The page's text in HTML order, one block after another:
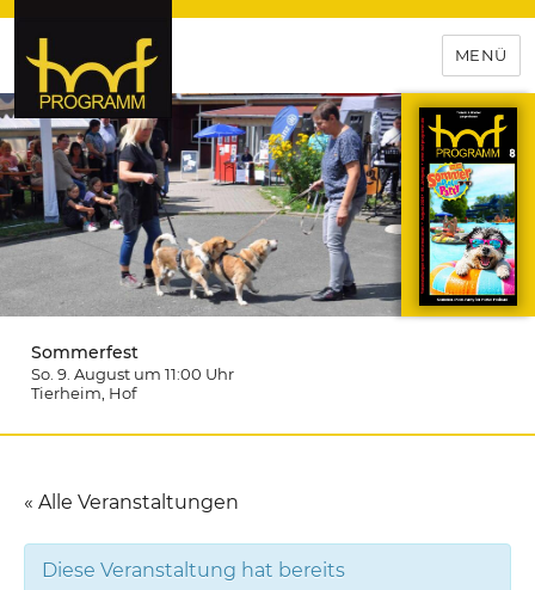
hof-programm – das
Veranstaltungsportal für
Hochfranken
MENÜ
Sommerfest
So. 9. August um 11:00 Uhr
Tierheim , Hof
« Alle Veranstaltungen
Diese Veranstaltung hat bereits